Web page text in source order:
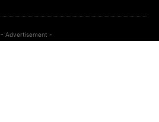
- Advertisement -